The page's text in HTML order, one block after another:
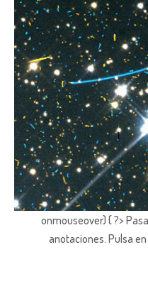
onmouseover) { ?>
anotaciones. Pulsa